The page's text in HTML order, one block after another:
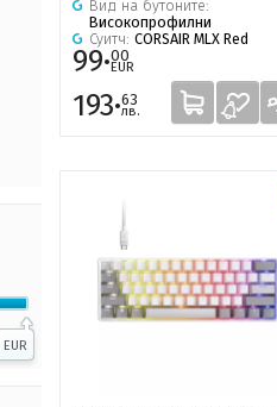
EUR
Вид на бутоните:
Високопрофилни
Суитч: CORSAIR MLX Red
99·00
EUR
193·63
лв.